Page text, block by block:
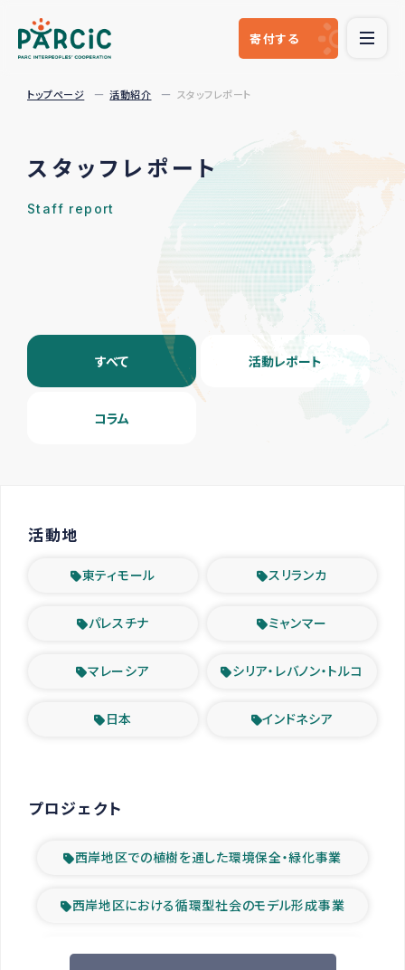
寄付する
トップページ 活動紹介 スタッフレポート
スタッフレポート
Staff report
すべて 活動レポート
コラム
活動地
東ティモール スリランカ
パレスチナ ミャンマー
マレーシア シリア・レバノン・トルコ
日本 インドネシア
プロジェクト
西岸地区での植樹を通した環境保全・緑化事業
西岸地区における循環型社会のモデル形成事業
ツアー参加者の声